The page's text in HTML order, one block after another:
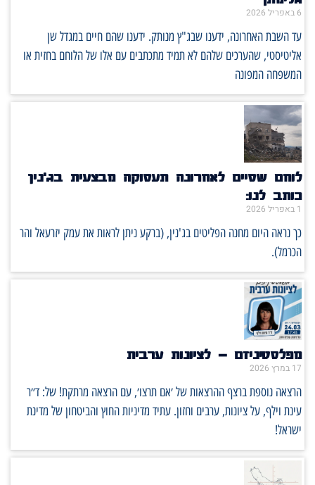
6 באפריל 2026
עד השבת האחרונה, ידענו שבג"ץ מנותק. ידענו שהם חיים במגדל שן
אליטיסטי, שהערכים שלהם לא תמיד מתכתבים עם אלו של הלוחם בחזית או
המשפחה המפונה
לוחם שסיים לאחרונה תעסוקה מבצעית בג'נין
כותב לנו:
1 באפריל 2026
כך נראה היום מחנה הפליטים בג'נין, (ברקע ניתן לראות את עמק יזרעאל והר
הכרמל).
מפלסטיניזם – לציונות ערבית
17 במרץ 2026
הרצאה נוספת ברצף ההרצאות של ׳אם תרצו׳, עם הרצאה מרתקת! של: ד״ר
עינת וילף, על ציונות, ערבים וחזון. עתיד מדיניות החוץ והביטחון של מדינת
ישראל!